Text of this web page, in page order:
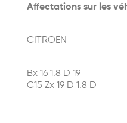
Affectations sur les
CITROEN
Bx 16 1.8 D 19
C15 Zx 19 D 1.8 D